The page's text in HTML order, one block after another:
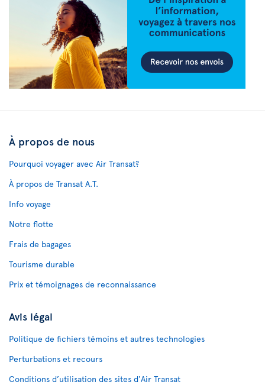
À propos de nous
Pourquoi voyager avec Air Transat?
À propos de Transat A.T.
Info voyage
Notre flotte
Frais de bagages
Tourisme durable
Prix et témoignages de reconnaissance
Avis légal
Politique de fichiers témoins et autres technologies
Perturbations et recours
Conditions d’utilisation des sites d'Air Transat